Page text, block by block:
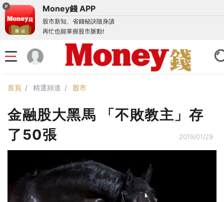
Money錢 APP
股市新知、省錢秘訣隨身讀
再忙也能掌握股市脈動!
首頁 精選頻道 股市
金融股大黑馬 「不敗教主」存
了50張
2019/01/29